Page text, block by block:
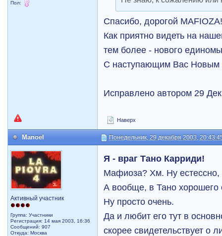
Пол:
Спасибо, дорогой
Как приятно видеть на
тем более - нового
С наступающим Вас Новым
Исправлено автором 29
Наверх
Manoel Понедельник, 29 декабря 2003,
Активный участник
Группа: Участники
Регистрация: 14 мая 2003, 16:36
Сообщений: 907
Откуда: Москва
Я - враг Тано Карриди!
Мафиоза? Хм. Ну
А вообще, в Тано хорошего
Ну просто очень.
Да и любит его тут в
скорее свидетельствует о